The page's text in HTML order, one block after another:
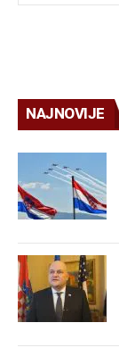
NAJNOVIJE